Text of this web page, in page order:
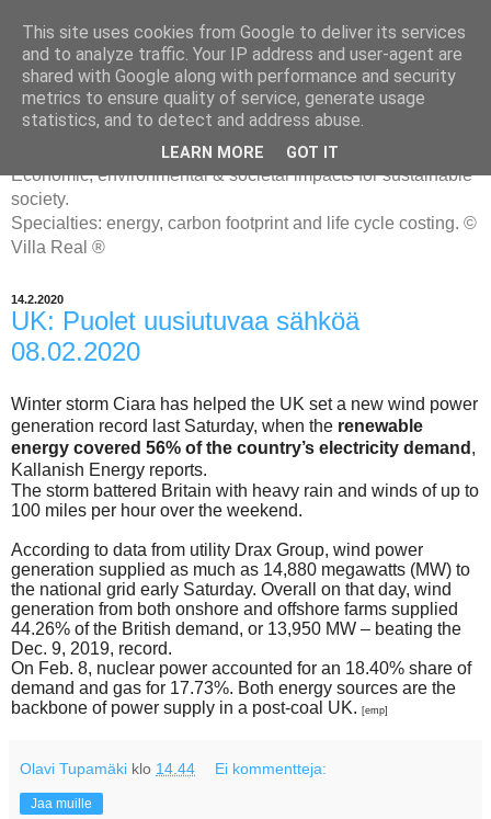
ENERGIATYHMYRIT
Economic, environmental & societal impacts for sustainable
society.
Specialties: energy, carbon footprint and life cycle costing. ©
Villa Real ®
14.2.2020
UK: Puolet uusiutuvaa sähköä
08.02.2020
Winter storm Ciara has helped the UK set a new wind power
generation record last Saturday, when the renewable
energy covered 56% of the country’s electricity demand ,
Kallanish Energy reports.
The storm battered Britain with heavy rain and winds of up to
100 miles per hour over the weekend.
According to data from utility Drax Group, wind power
generation supplied as much as 14,880 megawatts (MW) to
the national grid early Saturday. Overall on that day, wind
generation from both onshore and offshore farms supplied
44.26% of the British demand, or 13,950 MW – beating the
Dec. 9, 2019, record.
On Feb. 8, nuclear power accounted for an 18.40% share of
demand and gas for 17.73%. Both energy sources are the
backbone of power supply in a post-coal UK. [emp]
Olavi Tupamäki klo 14.44 Ei kommentteja:
Jaa muille
This site uses cookies from Google to deliver its services
and to analyze traffic. Your IP address and user-agent are
shared with Google along with performance and security
metrics to ensure quality of service, generate usage
statistics, and to detect and address abuse.
LEARN MORE GOT IT